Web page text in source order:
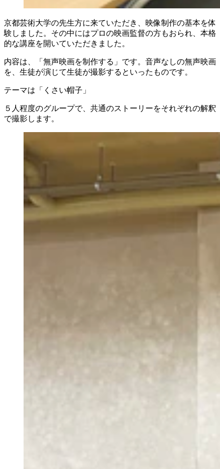
京都芸術大学の先生方に来ていただき、映像制作の基本を体
験しました。その中にはプロの映画監督の方もおられ、本格
的な講座を開いていただきました。
内容は、「無声映画を制作する」です。音声なしの無声映画
を、生徒が演じて生徒が撮影するといったものです。
テーマは「くさい帽子」
５人程度のグループで、共通のストーリーをそれぞれの解釈
で撮影します。